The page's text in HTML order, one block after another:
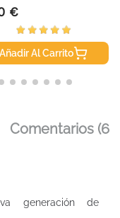
€
Añadir Al Carrito
Comentarios (6)
generación de